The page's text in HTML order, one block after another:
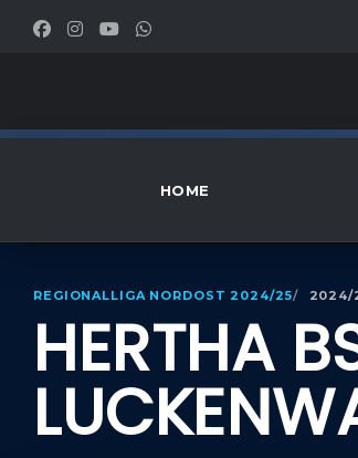
HOME
REGIONALLIGA NORDOST 2024/25 2024/
HERTHA